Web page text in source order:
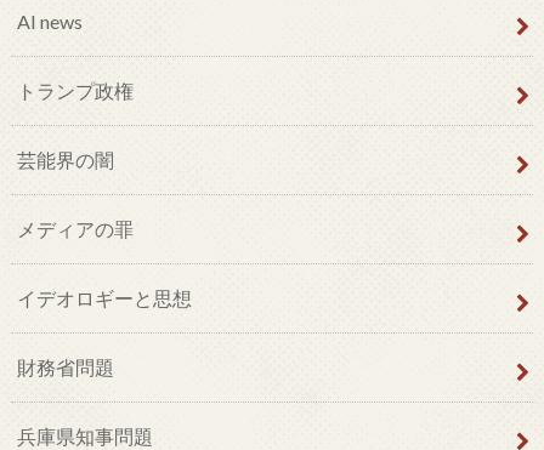
AI news
トランプ政権
芸能界の闇
メディアの罪
イデオロギーと思想
財務省問題
兵庫県知事問題